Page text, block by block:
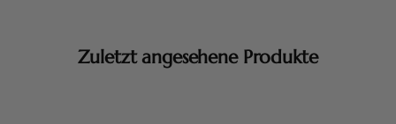
Zuletzt angesehene Produkte